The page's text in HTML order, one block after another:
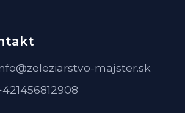
majster.sk